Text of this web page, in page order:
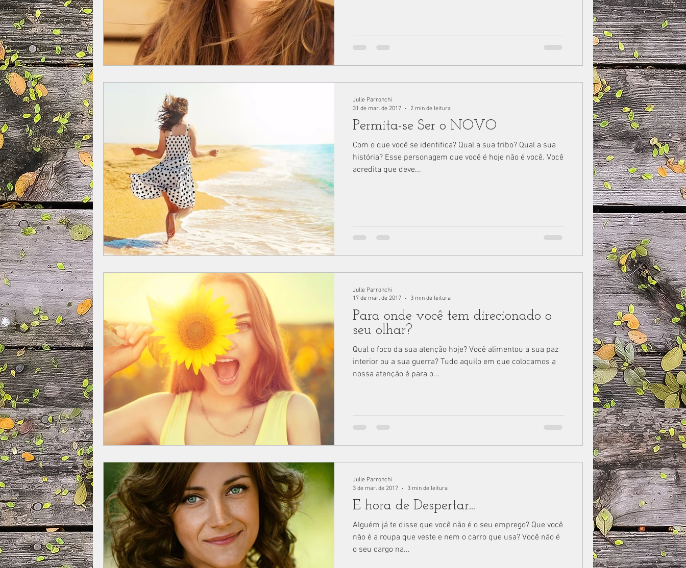
Permita-se Ser o NOVO
Com o que você se identifica? Qual a sua tribo? Qual a sua
história? Esse personagem que você é hoje não é você. Você
acredita que deve...
Julle Parronchi
31 de mar. de 2017
2 min de leitura
Para onde você tem direcionado o
seu olhar?
Qual o foco da sua atenção hoje? Você alimentou a sua paz
interior ou a sua guerra? Tudo aquilo em que colocamos a
nossa atenção é para o...
Julle Parronchi
17 de mar. de 2017
3 min de leitura
É hora de Despertar...
Alguém já te disse que você não é o seu emprego? Que você
não é a roupa que veste e nem o carro que usa? Você não é
o seu cargo na...
Julle Parronchi
3 de mar. de 2017
3 min de leitura